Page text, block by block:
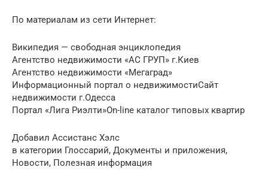
По материалам из сети Интернет:
Википедия — свободная энциклопедия
Агентство недвижимости «АС ГРУП» г.Киев
Агентство недвижимости «Мегаград»
Информационный портал о недвижимостиСайт
недвижимости г.Одесса
Портал «Лига Риэлти»On-line каталог типовых квартир
Добавил Ассистанс Хэлс
в категории Глоссарий, Документы и приложения,
Новости, Полезная информация